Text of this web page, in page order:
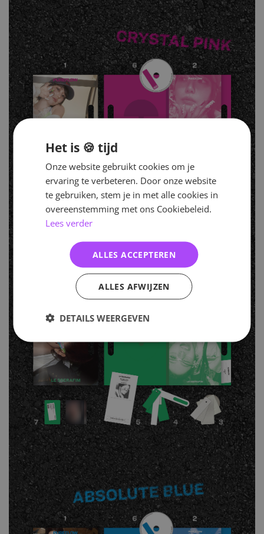
Het is 🍪 tijd
Onze website gebruikt cookies om je
ervaring te verbeteren. Door onze website
te gebruiken, stem je in met alle cookies in
overeenstemming met ons Cookiebeleid.
Lees verder
ALLES ACCEPTEREN
ALLES AFWIJZEN
DETAILS WEERGEVEN